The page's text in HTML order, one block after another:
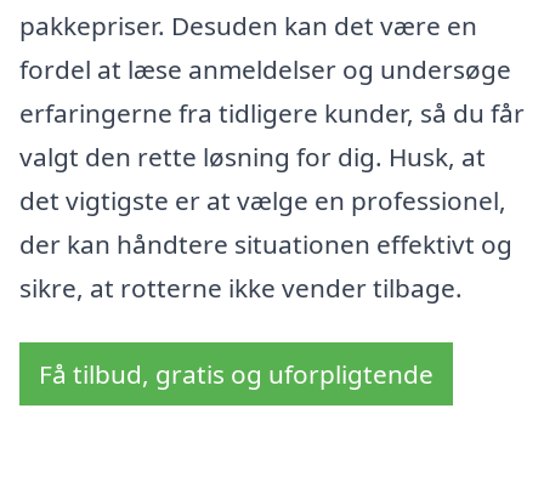
pakkepriser. Desuden kan det være en
fordel at læse anmeldelser og undersøge
erfaringerne fra tidligere kunder, så du får
valgt den rette løsning for dig. Husk, at
det vigtigste er at vælge en professionel,
der kan håndtere situationen effektivt og
sikre, at rotterne ikke vender tilbage.
Få tilbud, gratis og uforpligtende